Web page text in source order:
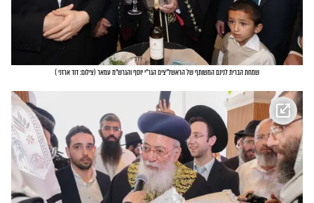
שמחת הברית לנינם המשותף של הראשל"צים הגר"י יוסף והגרש"מ עמאר (צילום: דוד ארזני)